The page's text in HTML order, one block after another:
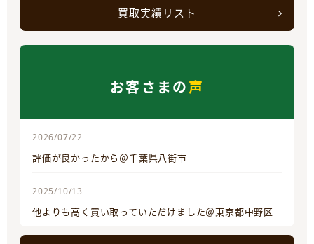
買取実績リスト
お客さまの声
2026/07/22
評価が良かったから＠千葉県八街市
2025/10/13
他よりも高く買い取っていただけました＠東京都中野区